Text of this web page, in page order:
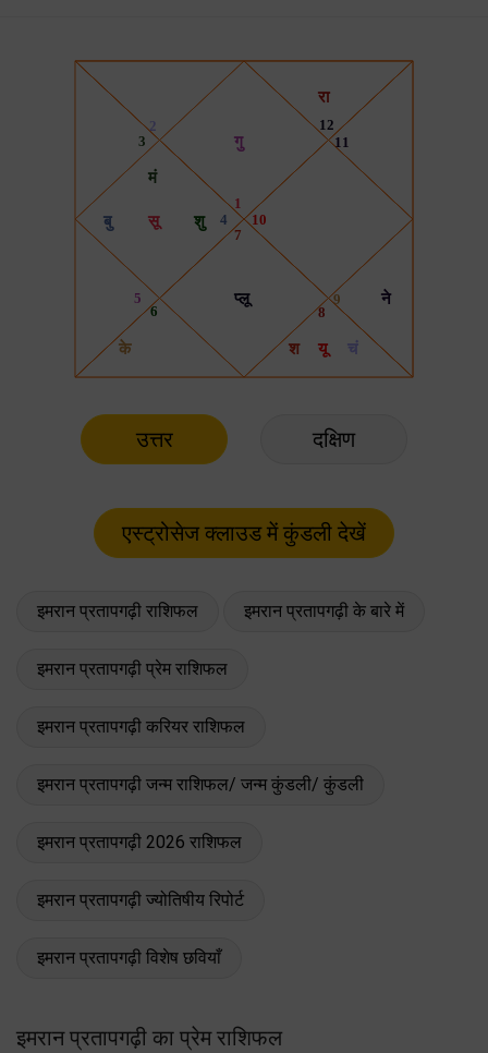
उत्तर दक्षिण
इमरान प्रतापगढ़ी राशिफल इमरान प्रतापगढ़ी के बारे में
इमरान प्रतापगढ़ी प्रेम राशिफल
इमरान प्रतापगढ़ी करियर राशिफल
इमरान प्रतापगढ़ी जन्म राशिफल/ जन्म कुंडली/ कुंडली
इमरान प्रतापगढ़ी 2026 राशिफल
इमरान प्रतापगढ़ी ज्योतिषीय रिपोर्ट
इमरान प्रतापगढ़ी विशेष छवियाँ
इमरान प्रतापगढ़ी का प्रेम राशिफल